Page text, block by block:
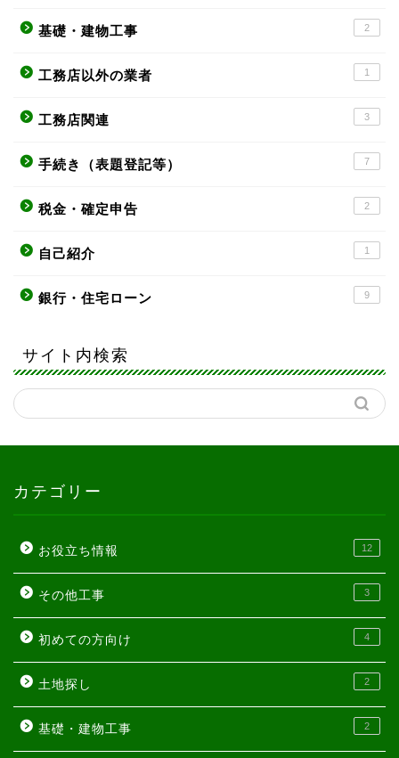
基礎・建物工事 2
工務店以外の業者 1
工務店関連 3
手続き（表題登記等） 7
税金・確定申告 2
自己紹介 1
銀行・住宅ローン 9
サイト内検索
カテゴリー
お役立ち情報 12
その他工事 3
初めての方向け 4
土地探し 2
基礎・建物工事 2